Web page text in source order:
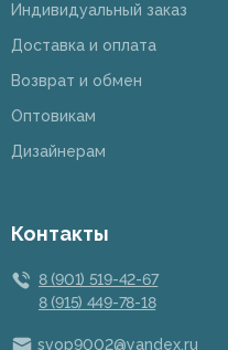
Индивидуальный заказ
Доставка и оплата
Возврат и обмен
Оптовикам
Дизайнерам
Контакты
8 (901) 519-42-67
8 (915) 449-78-18
svop9002@yandex.ru